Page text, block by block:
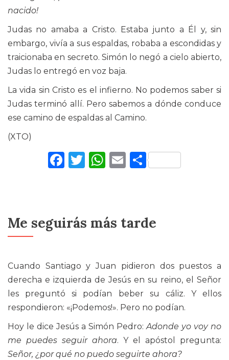
nacido!
Judas no amaba a Cristo. Estaba junto a Él y, sin
embargo, vivía a sus espaldas, robaba a escondidas y
traicionaba en secreto. Simón lo negó a cielo abierto,
Judas lo entregó en voz baja.
La vida sin Cristo es el infierno. No podemos saber si
Judas terminó allí. Pero sabemos a dónde conduce
ese camino de espaldas al Camino.
(XTO)
Facebook
Twitter
WhatsApp
Email
Me seguirás más tarde
Cuando Santiago y Juan pidieron dos puestos a
derecha e izquierda de Jesús en su reino, el Señor
les preguntó si podían beber su cáliz. Y ellos
respondieron: «¡Podemos!». Pero no podían.
Hoy le dice Jesús a Simón Pedro:Adonde yo voy no
me puedes seguir ahora. Y el apóstol pregunta:
Señor, ¿por qué no puedo seguirte ahora?